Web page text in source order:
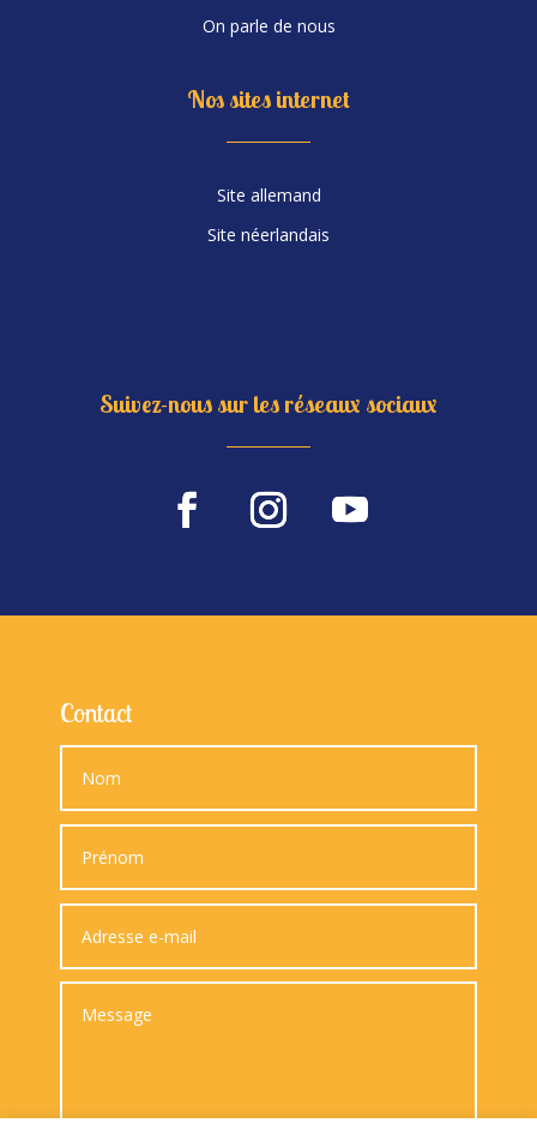
On parle de nous
Nos sites internet
Site allemand
Site néerlandais
Suivez-nous sur les réseaux sociaux
Contact